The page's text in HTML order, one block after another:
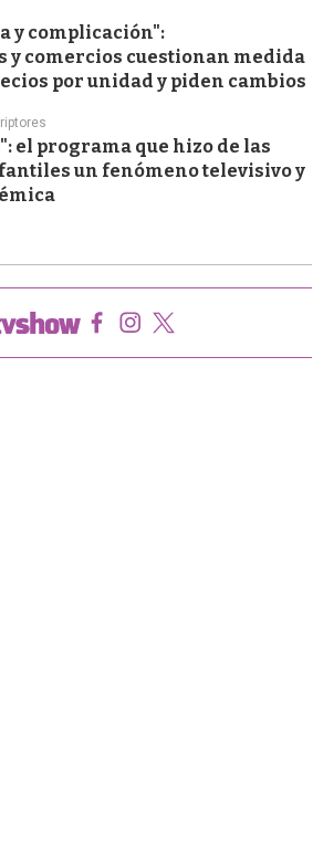
y complicación":
y comercios cuestionan medida
por unidad y piden cambios
el programa que hizo de las
un fenómeno televisivo y